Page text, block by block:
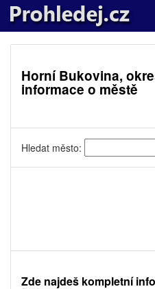
Horní Bukovina,
informace o městě
Hledat město:
Zde najdeš kompletní